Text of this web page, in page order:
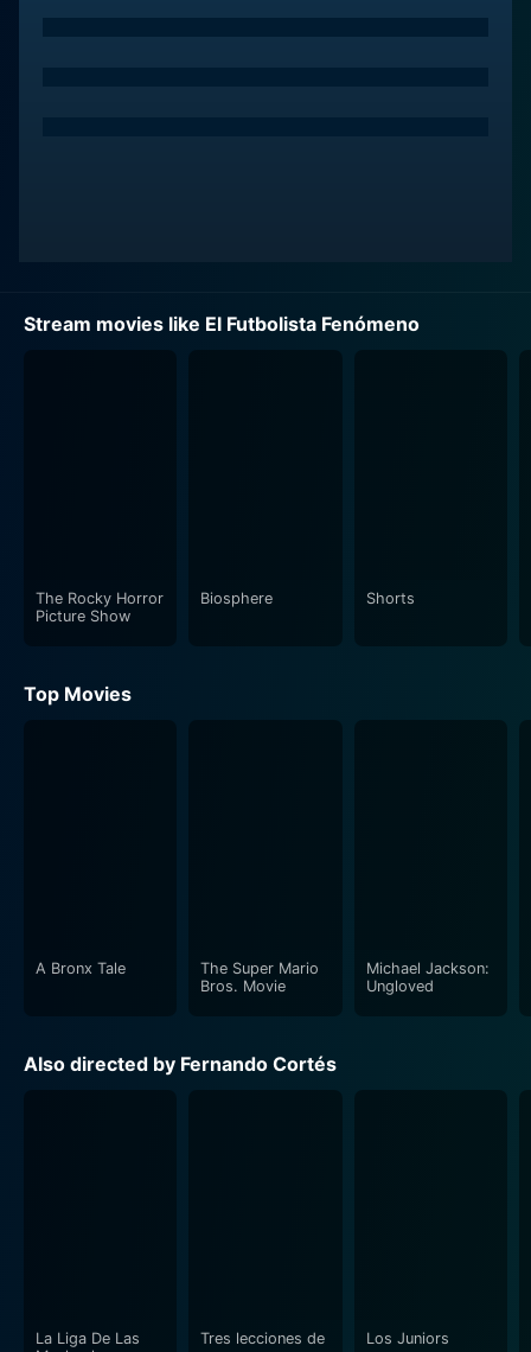
Stream movies like El Futbolista Fenómeno
The Rocky Horror
Picture Show
Biosphere Shorts
Top Movies
A Bronx Tale
The Super Mario
Bros. Movie
Michael Jackson:
Ungloved
Also directed by Fernando Cortés
La Liga De Las
Tres lecciones de
Los Juniors